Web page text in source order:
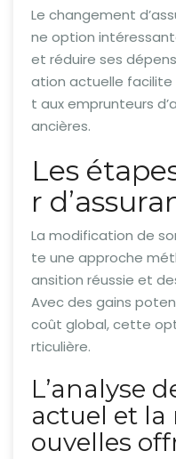
Le changement
ne option
et réduire ses
ation actuelle
t aux emprunteurs
ancières.
Les
r
La modification de
te une approche
ansition réussie et
Avec des gains
coût global, cette
rticulière.
L’analyse
actuel et la
ouvelles